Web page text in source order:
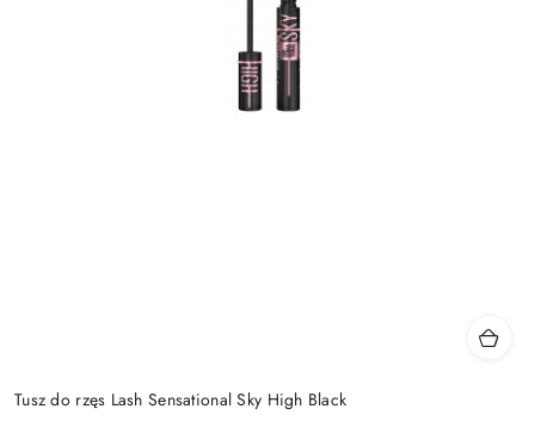
Tusz do rzęs Lash Sensational Sky High Black